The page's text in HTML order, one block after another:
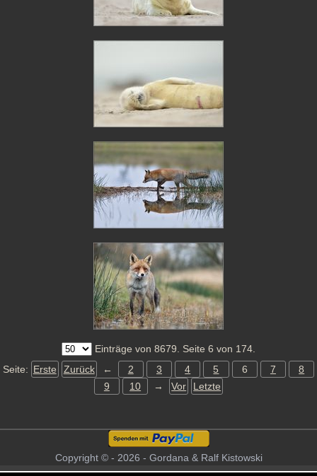
Einträge von 8679. Seite 6 von 174.
Seite: Erste Zurück ← 2 3 4 5 6 7
8
9
10 → Vor Letzte
Copyright © - 2026 - Gordana & Ralf Kistowski